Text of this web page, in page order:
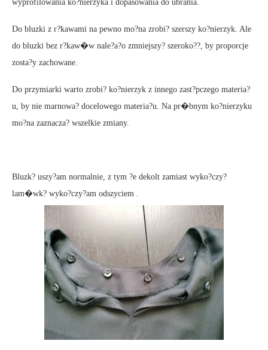
wyprofilowania ko?nierzyka i dopasowania do ubrania.
Do bluzki z r?kawami na pewno mo?na zrobi? szerszy ko?nierzyk. Ale
do bluzki bez r?kaw�w nale?a?o zmniejszy? szeroko??, by proporcje
zosta?y zachowane.
Do przymiarki warto zrobi? ko?nierzyk z innego zast?pczego materia?
u, by nie marnowa? docelowego materia?u. Na pr�bnym ko?nierzyku
mo?na zaznacza? wszelkie zmiany.
Bluzk? uszy?am normalnie, z tym ?e dekolt zamiast wyko?czy?
lam�wk? wyko?czy?am odszyciem .